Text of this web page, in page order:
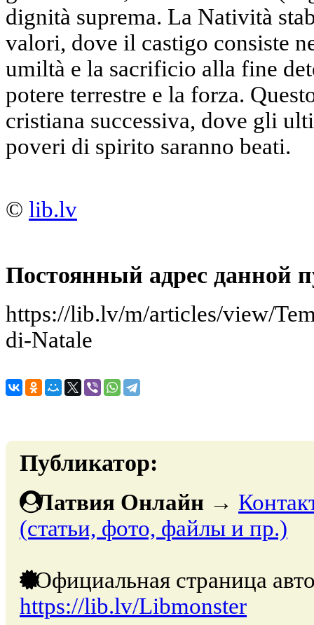
dignità suprema. La Natività
valori, dove il castigo consiste
umiltà e la sacrificio alla fine
potere terrestre e la forza.
cristiana successiva, dove gli
poveri di spirito saranno beati.
© lib.lv
Постоянный адрес данной
https://lib.lv/m/articles/view/
di-Natale
Публикатор:
Латвия Онлайн →
(статьи, фото, файлы и пр.)
Официальная страница
https://lib.lv/Libmonster